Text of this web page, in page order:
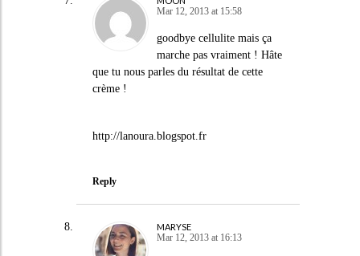
Mar 12, 2013 at 15:58
goodbye cellulite mais ça
marche pas vraiment ! Hâte
que tu nous parles du résultat de cette
crème !
http://lanoura.blogspot.fr
Reply
MARYSE
Mar 12, 2013 at 16:13